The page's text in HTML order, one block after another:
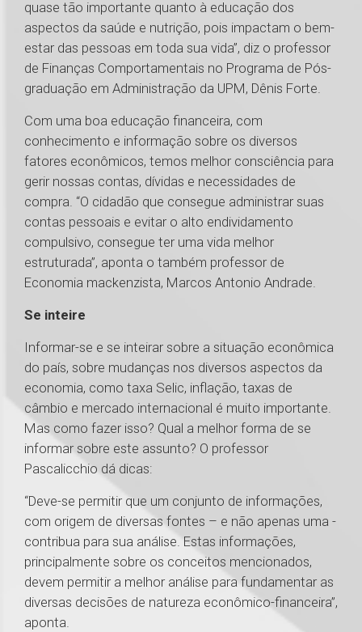
quase tão importante quanto à educação dos
aspectos da saúde e nutrição, pois impactam o bem-
estar das pessoas em toda sua vida”, diz o professor
de Finanças Comportamentais no Programa de Pós-
graduação em Administração da UPM, Dênis Forte.
Com uma boa educação financeira, com
conhecimento e informação sobre os diversos
fatores econômicos, temos melhor consciência para
gerir nossas contas, dívidas e necessidades de
compra. “O cidadão que consegue administrar suas
contas pessoais e evitar o alto endividamento
compulsivo, consegue ter uma vida melhor
estruturada”, aponta o também professor de
Economia mackenzista, Marcos Antonio Andrade.
Se inteire
Informar-se e se inteirar sobre a situação econômica
do país, sobre mudanças nos diversos aspectos da
economia, como taxa Selic, inflação, taxas de
câmbio e mercado internacional é muito importante.
Mas como fazer isso? Qual a melhor forma de se
informar sobre este assunto? O professor
Pascalicchio dá dicas:
“Deve-se permitir que um conjunto de informações,
com origem de diversas fontes – e não apenas uma -
contribua para sua análise. Estas informações,
principalmente sobre os conceitos mencionados,
devem permitir a melhor análise para fundamentar as
diversas decisões de natureza econômico-financeira”,
aponta.